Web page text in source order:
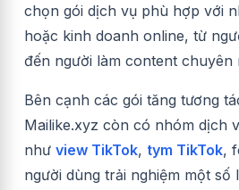
chọn gói dịch vụ phù hợp với
hoặc kinh doanh online, từ
đến người làm content chuyên
Bên cạnh các gói tăng tương
Mailike.xyz còn có nhóm dịch
như view TikTok, tym TikTok,
người dùng trải nghiệm một số